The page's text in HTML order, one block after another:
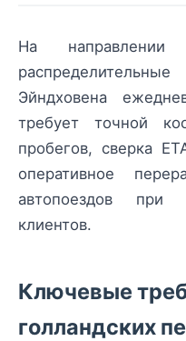
На
Эйндховена
требует точной
пробегов, сверка
оперативное
автопоездов при
клиентов.
Ключевые
голландских